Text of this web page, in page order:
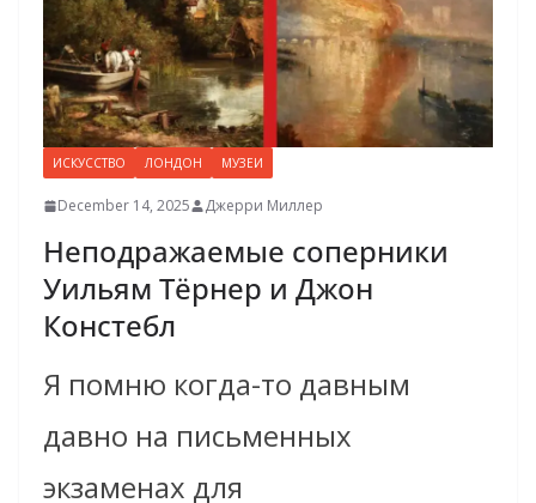
ИСКУССТВО ЛОНДОН МУЗЕИ
December 14, 2025 Джерри Миллер
Неподражаемые соперники
Уильям Тёрнер и Джон
Констебл
Я помню когда-то давным
давно на письменных
экзаменах для